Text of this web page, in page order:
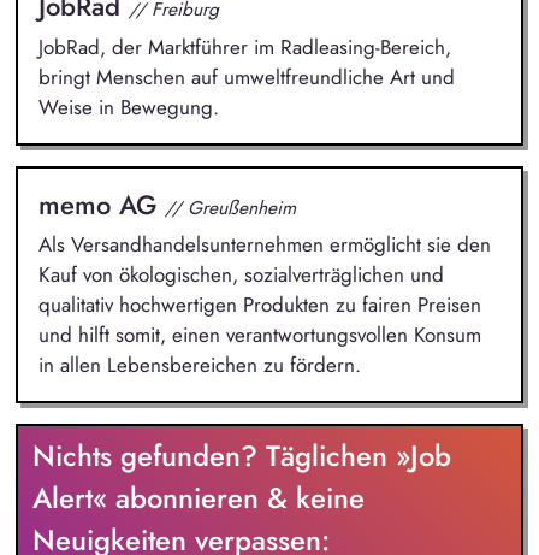
// Freiburg
JobRad, der Marktführer im Radleasing-Bereich,
bringt Menschen auf umweltfreundliche Art und
Weise in Bewegung.
memo AG // Greußenheim
Als Versandhandelsunternehmen ermöglicht sie den
Kauf von ökologischen, sozialverträglichen und
qualitativ hochwertigen Produkten zu fairen Preisen
und hilft somit, einen verantwortungsvollen Konsum
in allen Lebensbereichen zu fördern.
Nichts gefunden? Täglichen »Job
Alert« abonnieren & keine
Neuigkeiten verpassen: